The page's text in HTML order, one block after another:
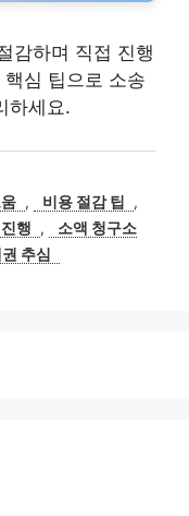
감하며 직접 진행
심 팁으로 소송
하세요.
, 비용 절감 팁
,
행 ,
소액 청구소
추심